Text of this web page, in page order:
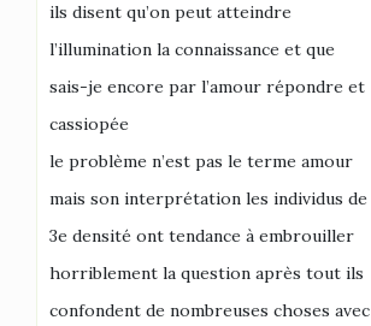
ils disent qu’on peut atteindre
l’illumination la connaissance et que
sais-je encore par l’amour répondre et
cassiopée
le problème n’est pas le terme amour
mais son interprétation les individus de
3e densité ont tendance à embrouiller
horriblement la question après tout ils
confondent de nombreuses choses avec